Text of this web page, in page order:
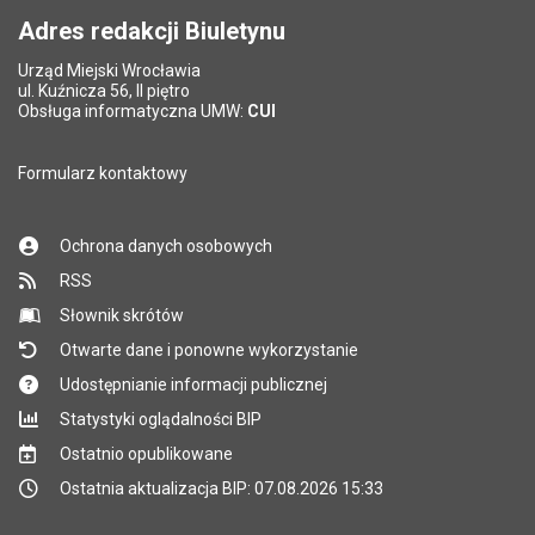
*
Pole wymagane
Adres redakcji Biuletynu
Urząd Miejski Wrocławia
ul. Kuźnicza 56, II piętro
Obsługa informatyczna UMW: CUI
Formularz kontaktowy
Ochrona danych osobowych
RSS
Słownik skrótów
Otwarte dane i ponowne wykorzystanie
Udostępnianie informacji publicznej
Statystyki oglądalności BIP
Ostatnio opublikowane
Ostatnia aktualizacja BIP: 07.08.2026 15:33